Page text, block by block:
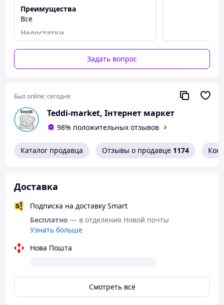
Преимущества
Все
Недостатки
Немає
Задать вопрос
Был online:сегодня
Teddi-market, Інтернет маркет
98% положительных отзывов
Каталог продавца Отзывы о продавце 1174
Доставка
Подписка на доставку Smart
Бесплатно — в отделения Новой почты
Узнать больше
Нова Пошта
Смотреть всё